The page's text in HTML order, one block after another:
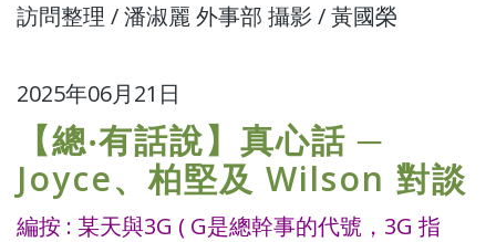
訪問整理 / 潘淑麗 外事部 攝影 / 黃國榮
2025年06月21日
【總‧有話說】真心話 ─
Joyce、柏堅及 Wilson 對談
編按 : 某天與3G ( G是總幹事的代號，3G 指